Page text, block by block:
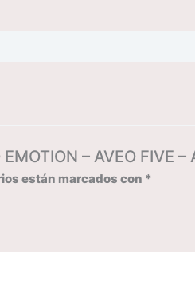
– AVEO FIVE –
están marcados con *